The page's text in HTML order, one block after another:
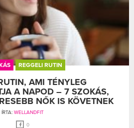
REGGELI RUTIN
AMI TÉNYLEG
A NAPOD – 7 SZOKÁS,
NŐK IS KÖVETNEK
ÍRTA: WELLANDFIT
0